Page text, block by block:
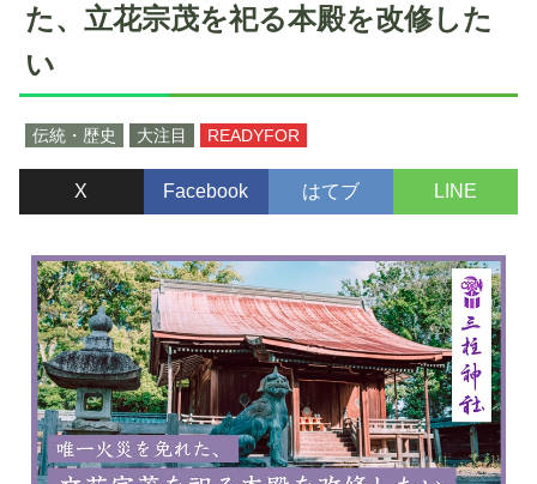
た、立花宗茂を祀る本殿を改修した
い
伝統・歴史 大注目 READYFOR
X Facebook はてブ LINE